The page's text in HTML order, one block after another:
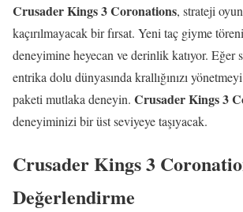
Crusader Kings 3 Coronations, strateji
kaçırılmayacak bir fırsat. Yeni taç giyme
deneyimine heyecan ve derinlik katıyor. Eğer
entrika dolu dünyasında krallığınızı
paketi mutlaka deneyin. Crusader Kings 3
deneyiminizi bir üst seviyeye taşıyacak.
Crusader Kings 3
Değerlendirme